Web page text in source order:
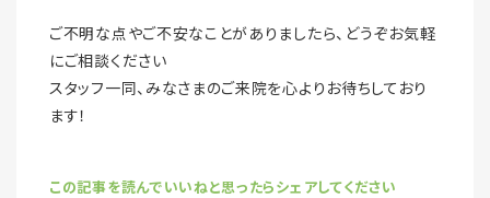
ご不明な点やご不安なことがありましたら、どうぞお気軽
にご相談ください
スタッフ一同、みなさまのご来院を心よりお待ちしており
ます！